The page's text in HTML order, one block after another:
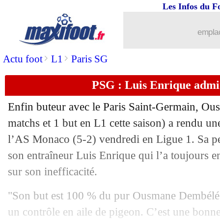
Actu foot> L1 > Paris SG
Les Infos du
PSG : Luis Enrique
Enfin buteur avec le Paris Saint-Germain,
matchs et 1 but en L1 cette saison) a rendu
l’AS Monaco (5-2) vendredi en Ligue 1. Sa
son entraîneur Luis Enrique qui l’a toujours
sur son inefficacité.
"Son but est 100 % du pur Ousmane
un contrôle en aile de pigeon. C’est une
: Clermont-Lens, les compos
25/11 Esp.
25/11 VIDEO: Guardiola et Nunez
25/11 Ang. : Liverpool brise la série de
25/11 Man City: Haaland fait tomber un
25/11 Real: l'intérêt pour Icardi se confirme
25/11 Brentford: une bataille à trois pour